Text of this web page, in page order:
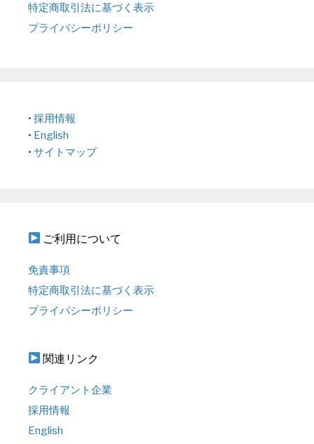
特定商取引法に基づく表示
プライバシーポリシー
• 採用情報
• English
• サイトマップ
ご利用について
免責事項
特定商取引法に基づく表示
プライバシーポリシー
関連リンク
クライアント企業
採用情報
English